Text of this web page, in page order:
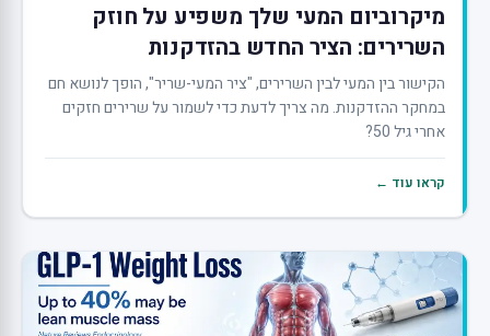
מיקרוביום המעי שלך משפיע על חוזק
השרירים: הציר החדש בהזדקנות
הקישור בין המעי לבין השרירים, "ציר המעי-שריר", הופך לנושא חם
במחקר ההזדקנות. מה צריך לדעת כדי לשמור על שרירים חזקים
אחרי גיל 50?
קראו עוד ←